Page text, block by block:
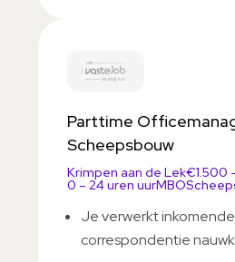
Parttime
Scheepsbouw
Krimpen aan de Lek€1.500
0 – 24 uren uurMBO
Je verwerkt
correspondentie